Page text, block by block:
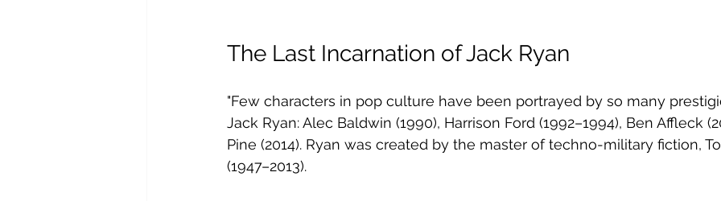
The Last Incarnation of Jack Ryan
"Few characters in pop culture have been portrayed by so many
Jack Ryan: Alec Baldwin (1990), Harrison Ford (1992–1994), Ben Affleck
Pine (2014). Ryan was created by the master of techno-military fiction,
(1947–2013).